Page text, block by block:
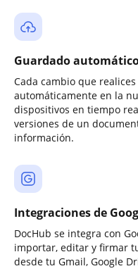
Guardado
Cada cambio que
automáticamente en la
dispositivos en tiempo
versiones de un
información.
Integraciones de
DocHub se integra con
importar, editar y firmar
desde tu Gmail, Google